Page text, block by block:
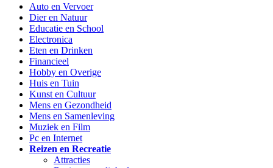
Auto en Vervoer
Dier en Natuur
Educatie en School
Electronica
Eten en Drinken
Financieel
Hobby en Overige
Huis en Tuin
Kunst en Cultuur
Mens en Gezondheid
Mens en Samenleving
Muziek en Film
Pc en Internet
Reizen en Recreatie
Attracties